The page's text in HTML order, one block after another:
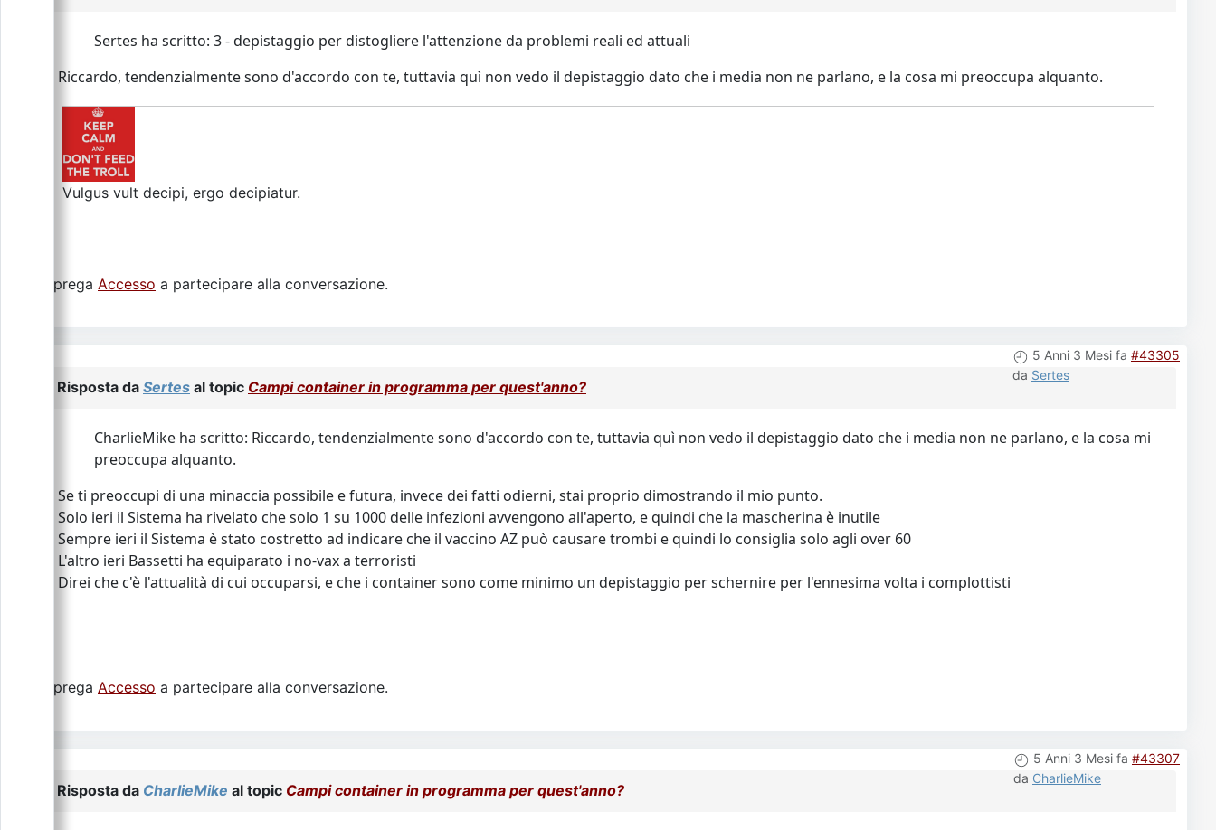
Sertes ha scritto: 3 - depistaggio per distogliere l'attenzione da problemi reali ed attuali
Riccardo, tendenzialmente sono d'accordo con te, tuttavia quì non vedo il depistaggio dato che i media non ne parlano, e la cosa mi preoccupa alquanto.
Vulgus vult decipi, ergo decipiatur.
Si prega Accesso a partecipare alla conversazione.
5 Anni 3 Mesi fa #43305
da Sertes
Risposta da Sertes al topic Campi container in programma per quest'anno?
CharlieMike ha scritto: Riccardo, tendenzialmente sono d'accordo con te, tuttavia quì non vedo il depistaggio dato che i media non ne parlano, e la cosa mi
preoccupa alquanto.
Se ti preoccupi di una minaccia possibile e futura, invece dei fatti odierni, stai proprio dimostrando il mio punto.
Solo ieri il Sistema ha rivelato che solo 1 su 1000 delle infezioni avvengono all'aperto, e quindi che la mascherina è inutile
Sempre ieri il Sistema è stato costretto ad indicare che il vaccino AZ può causare trombi e quindi lo consiglia solo agli over 60
L'altro ieri Bassetti ha equiparato i no-vax a terroristi
Direi che c'è l'attualità di cui occuparsi, e che i container sono come minimo un depistaggio per schernire per l'ennesima volta i complottisti
Si prega Accesso a partecipare alla conversazione.
5 Anni 3 Mesi fa #43307
da CharlieMike
Risposta da CharlieMike al topic Campi container in programma per quest'anno?